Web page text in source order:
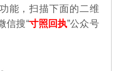
能，扫描下面的二维
信搜“寸照回执”公众号